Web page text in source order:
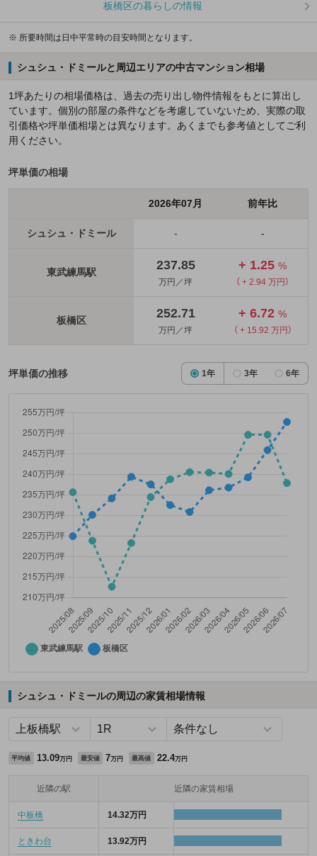
板橋区の暮らしの情報
※ 所要時間は日中平常時の目安時間となります。
シュシュ・ドミールと周辺エリアの中古マンション相場
1坪あたりの相場価格は、過去の売り出し物件情報をもとに算出し
ています。個別の部屋の条件などを考慮していないため、実際の取
引価格や坪単価相場とは異なります。あくまでも参考値としてご利
用ください。
坪単価の相場
2026年07月 前年比
シュシュ・ドミール - -
東武練馬駅 237.85
万円／坪
+ 1.25 %
（ + 2.94 万円）
板橋区 252.71
万円／坪
+ 6.72 %
（ + 15.92 万円）
坪単価の推移 1年 3年 6年
シュシュ・ドミールの周辺の家賃相場情報
平均値 13.09万円 最安値 7万円 最高値 22.4万円
近隣の駅 近隣の家賃相場
中板橋 14.32万円
ときわ台 13.92万円